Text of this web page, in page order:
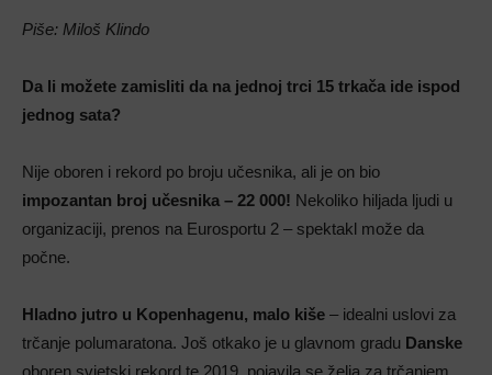
Piše: Miloš Klindo
Da li možete zamisliti da na jednoj trci 15 trkača ide ispod
jednog sata?
Nije oboren i rekord po broju učesnika, ali je on bio
impozantan broj učesnika – 22 000! Nekoliko hiljada ljudi u
organizaciji, prenos na Eurosportu 2 – spektakl može da
počne.
Hladno jutro u Kopenhagenu, malo kiše – idealni uslovi za
trčanje polumaratona. Još otkako je u glavnom gradu Danske
oboren svjetski rekord te 2019. pojavila se želja za trčanjem